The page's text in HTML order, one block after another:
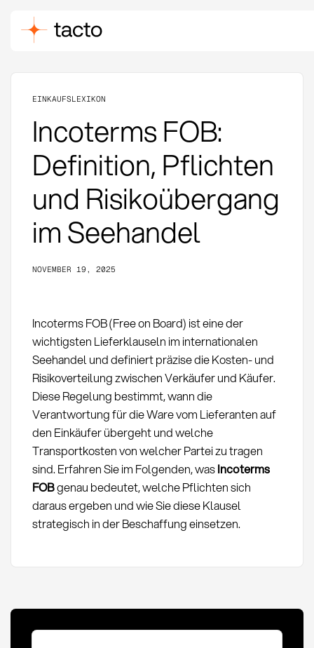
EINKAUFSLEXIKON
Incoterms FOB:
Definition, Pflichten
und Risikoübergang
im Seehandel
NOVEMBER 19, 2025
Incoterms FOB (Free on Board) ist eine der
wichtigsten Lieferklauseln im internationalen
Seehandel und definiert präzise die Kosten- und
Risikoverteilung zwischen Verkäufer und Käufer.
Diese Regelung bestimmt, wann die
Verantwortung für die Ware vom Lieferanten auf
den Einkäufer übergeht und welche
Transportkosten von welcher Partei zu tragen
sind. Erfahren Sie im Folgenden, wasIncoterms
FOBgenau bedeutet, welche Pflichten sich
daraus ergeben und wie Sie diese Klausel
strategisch in der Beschaffung einsetzen.